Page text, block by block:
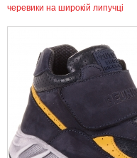
черевики на широкій липучці